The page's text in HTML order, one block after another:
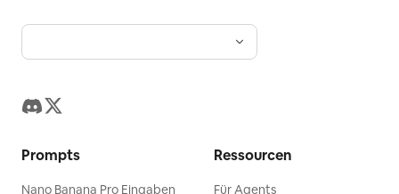
Prompts
Nano Banana Pro Eingaben
Ressourcen
Für Agents